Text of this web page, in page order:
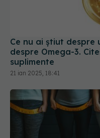
Ce nu ai știut despre
despre Omega-3.
suplimente
21 ian 2025, 18:41